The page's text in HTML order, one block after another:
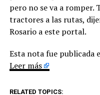
pero no se va a romper.
tractores a las rutas,
Rosario a este portal.
Esta nota fue publicada
Leer más
RELATED TOPICS: